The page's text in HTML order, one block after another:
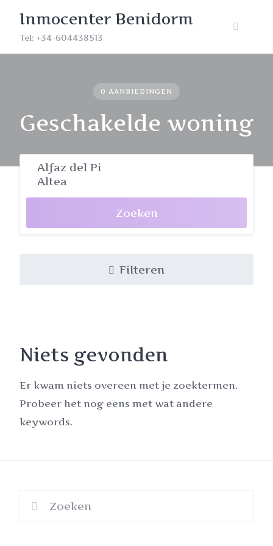
content
Inmocenter Benidorm
Tel: +34-604438513
0 AANBIEDINGEN
Geschakelde woning
Zoeken
Filteren
Niets gevonden
Er kwam niets overeen met je zoektermen.
Probeer het nog eens met wat andere
keywords.